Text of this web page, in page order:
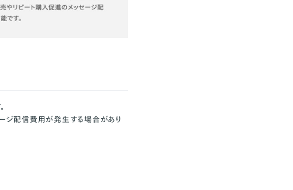
ジ配信費用が発生する場合があり